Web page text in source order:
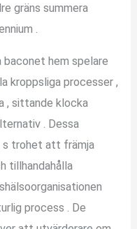
gräns summera
.
baconet hem spelare
kroppsliga processer ,
, sittande klocka
. Dessa
s trohet att främja
tillhandahålla
process . De